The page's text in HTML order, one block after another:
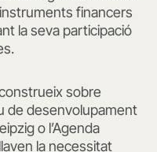
financers
la seva participació
sobre
de desenvolupament
o l’Agenda
la necessitat